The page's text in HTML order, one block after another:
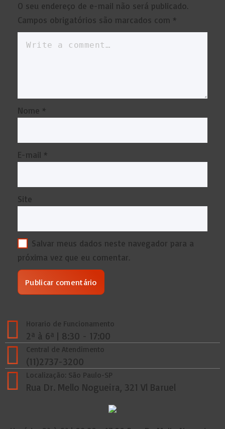
O seu endereço de e-mail não será publicado.
Campos obrigatórios são marcados com *
Nome *
E-mail *
Site
Salvar meus dados neste navegador para a
próxima vez que eu comentar.
Horario de Funcionamento
2ª à 6ª | 8:30 - 17:00
Central de Atendimento
(11)2737-3200
Localização: São Paulo-SP
Rua Dr. Mello Nogueira, 321 Vl Baruel